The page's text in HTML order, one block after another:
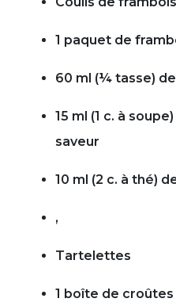
1 paquet de
60 ml (¼ tasse)
15 ml (1 c. à
saveur
10 ml (2 c. à thé)
,
Tartelettes
1 boîte de